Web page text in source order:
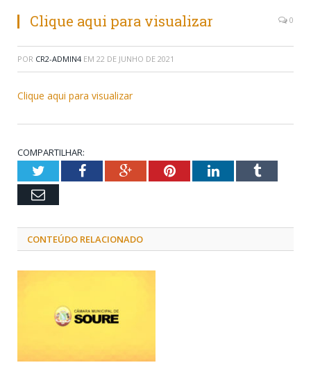
Clique aqui para visualizar 0
POR CR2-ADMIN4 EM 22 DE JUNHO DE 2021
Clique aqui para visualizar
COMPARTILHAR:
TwitterFacebookGoogle+PinterestLinkedInTumblr
Email
CONTEÚDO RELACIONADO